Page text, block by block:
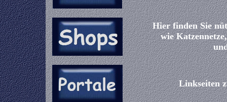
Hier finden Sie
wie
Linkseiten